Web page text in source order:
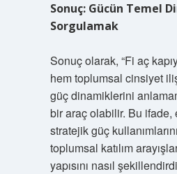
Sonuç: Gücün Temel
Sorgulamak
Sonuç olarak, “Fi aç
hem toplumsal cinsiyet
güç dinamiklerini
bir araç olabilir. Bu ifade,
stratejik güç
toplumsal katılım
yapısını nasıl